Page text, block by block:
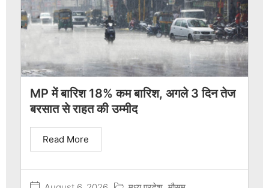
MP में बारिश 18% कम बारिश, अगले 3 दिन तेज
बरसात से राहत की उम्मीद
Read More